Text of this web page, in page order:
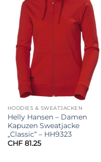
HOODIES & SWEATJACKEN
Helly Hansen – Damen
Kapuzen Sweatjacke
„Classic“ – HH9323
CHF81.25